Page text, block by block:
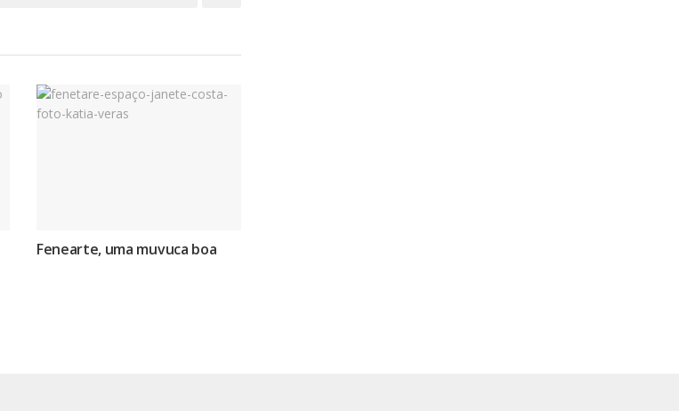
Fenearte, uma muvuca boa